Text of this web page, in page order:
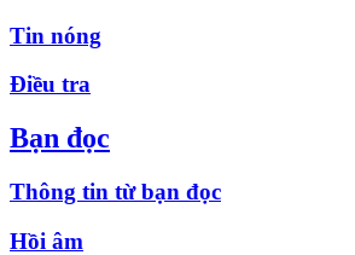
Tin nóng
Điều tra
Bạn đọc
Thông tin từ bạn đọc
Hồi âm